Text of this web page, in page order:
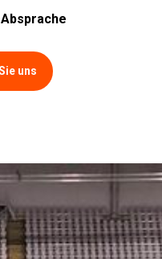
uns